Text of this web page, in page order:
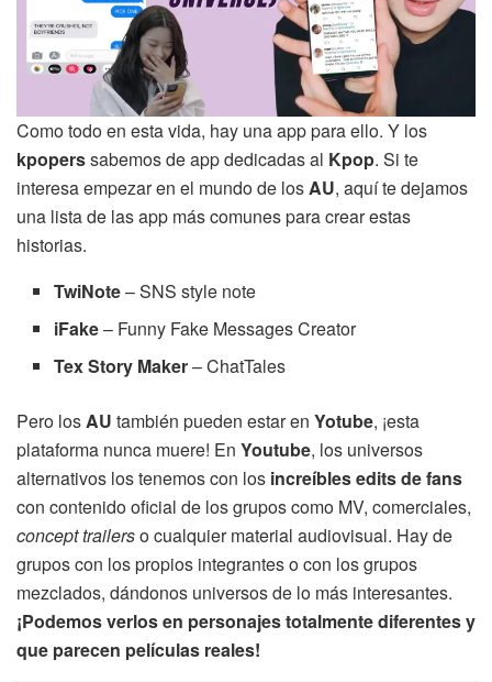
Como todo en esta vida, hay una app para ello. Y los
kpoperssabemos de app dedicadas al Kpop. Si te
interesa empezar en el mundo de losAU, aquí te dejamos
una lista de las app más comunes para crear estas
historias.
TwiNote– SNS style note
iFake– Funny Fake Messages Creator
Tex Story Maker– ChatTales
Pero losAU también pueden estar en Yotube, ¡esta
plataforma nunca muere! En Youtube, los universos
alternativos los tenemos con los increíbles edits de fans
con contenido oficial de los grupos como MV, comerciales,
concept trailerso cualquier material audiovisual. Hay de
grupos con los propios integrantes o con los grupos
mezclados, dándonos universos de lo más interesantes.
¡Podemos verlos en personajes totalmente diferentes y
que parecen películas reales!